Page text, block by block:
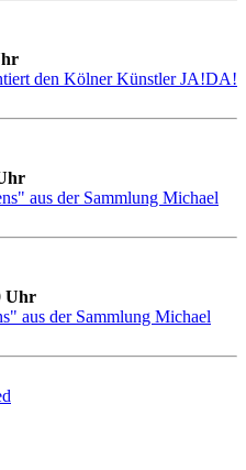
den Kölner Künstler JA!DA!
aus der Sammlung Michael
Uhr
aus der Sammlung Michael